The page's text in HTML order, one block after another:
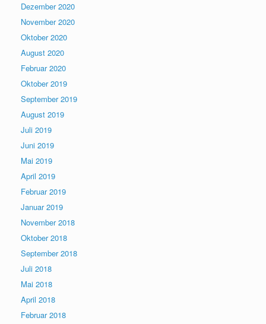
Dezember 2020
November 2020
Oktober 2020
August 2020
Februar 2020
Oktober 2019
September 2019
August 2019
Juli 2019
Juni 2019
Mai 2019
April 2019
Februar 2019
Januar 2019
November 2018
Oktober 2018
September 2018
Juli 2018
Mai 2018
April 2018
Februar 2018